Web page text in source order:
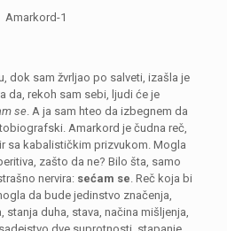
dok sam žvrljao po salveti, izašla je
da, rekoh sam sebi, ljudi će je
se . A ja sam hteo da izbegnem da
Amarkord je čudna reč,
sa kabalističkim prizvukom. Mogla
zašto da ne? Bilo šta, samo
nervira: sećam se . Reč koja bi
da bude jedinstvo značenja,
duha, stava, načina mišljenja,